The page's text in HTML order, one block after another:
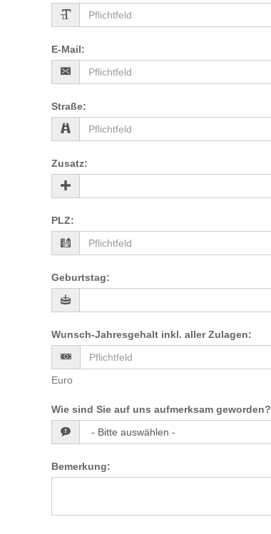
E-Mail:
Straße:
Zusatz:
PLZ:
Geburtstag:
Wunsch-Jahresgehalt inkl. aller Zulagen:
Euro
Wie sind Sie auf uns aufmerksam geworden?
Bemerkung: